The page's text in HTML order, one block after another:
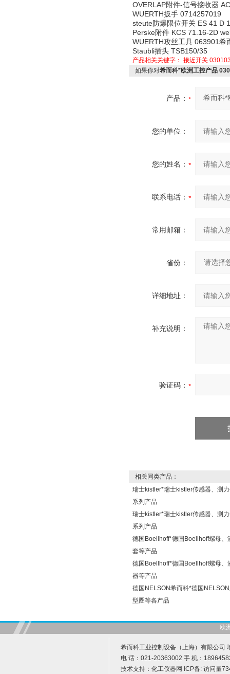
OVERLAP附件-信号接收器
WUERTH扳手 0714257019
steute防爆限位开关 ES 41 D
Perske附件 KCS 71.16-2D
WUERTH攻丝工具 063901
Staubli插头 TSB150/35
产品相关关键字： 接近开关
如果你对希而科*欧洲工控产品
产品：
您的单位：
您的姓名：
联系电话：
常用邮箱：
省份：
详细地址：
补充说明：
验证码：
相关同类产品：
瑞士kistler*瑞士kistler传感器、测
系列产品
瑞士kistler*瑞士kistler传感器、测
系列产品
德国Boellhoff*德国Boellhoff螺母、
套等产品
德国Boellhoff*德国Boellhoff螺母、
器等产品
德国NELSON希而科*德国
型圈等各产品
欧
希而科工业控制设备（上海）有限公司
电 话：021-20363002 手 机：
技术支持： 化工仪器网 ICP备: 访问量